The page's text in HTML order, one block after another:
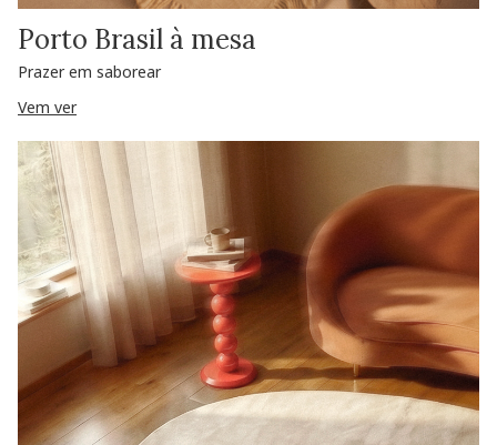
Porto Brasil à mesa
Prazer em saborear
Vem ver